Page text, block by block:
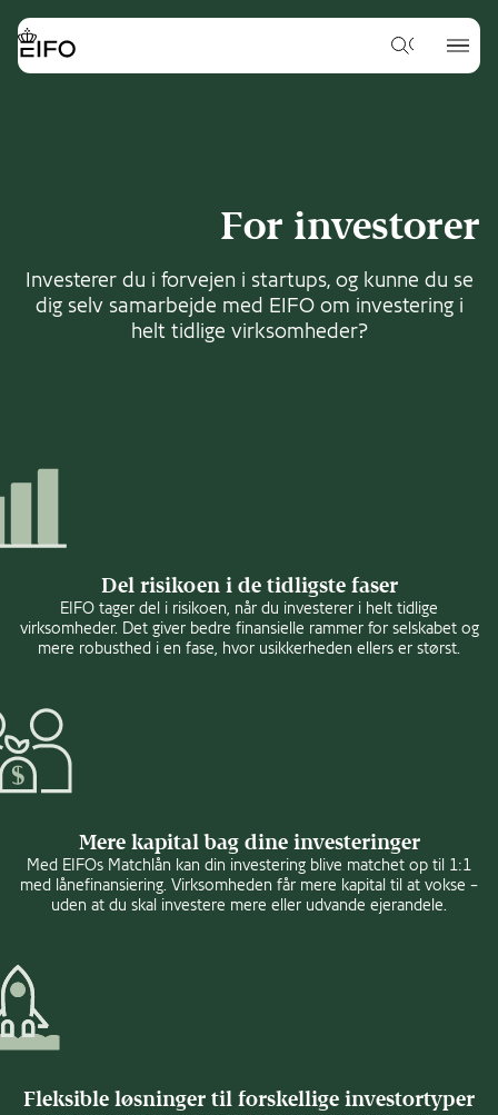
main
content
Label}}
Hvad
vil
For investorer
Investerer du i forvejen i startups, og kunne du se
dig selv samarbejde med EIFO om investering i
helt tidlige virksomheder?
Del risikoen i de tidligste faser
EIFO tager del i risikoen, når du investerer i helt tidlige
virksomheder. Det giver bedre finansielle rammer for selskabet og
mere robusthed i en fase, hvor usikkerheden ellers er størst.
Mere kapital bag dine investeringer
Med EIFOs Matchlån kan din investering blive matchet op til 1:1
med lånefinansiering. Virksomheden får mere kapital til at vokse –
uden at du skal investere mere eller udvande ejerandele.
Fleksible løsninger til forskellige investortyper